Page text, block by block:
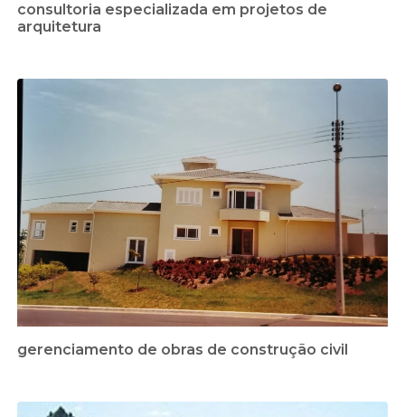
consultoria especializada em projetos de
arquitetura
gerenciamento de obras de construção civil